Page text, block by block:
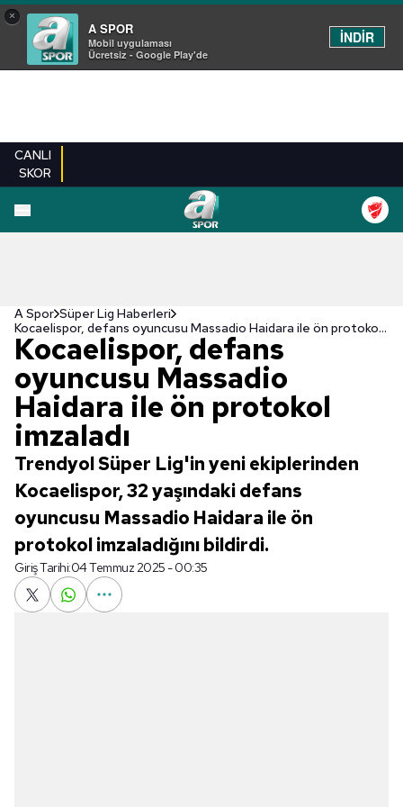
×
A SPOR
Mobil uygulaması
Ücretsiz - Google Play'de
İNDİR
CANLI
SKOR
A Spor Süper Lig Haberleri
Kocaelispor, defans oyuncusu Massadio Haidara ile ön protokol imzaladı
Kocaelispor, defans
oyuncusu Massadio
Haidara ile ön protokol
imzaladı
Trendyol Süper Lig'in yeni ekiplerinden
Kocaelispor, 32 yaşındaki defans
oyuncusu Massadio Haidara ile ön
protokol imzaladığını bildirdi.
Giriş Tarihi:04 Temmuz 2025 - 00:35